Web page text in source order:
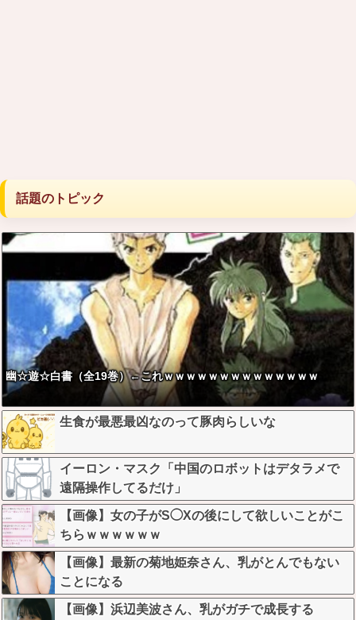
話題のトピック
幽☆遊☆白書（全19巻）←これｗｗｗｗｗｗｗｗｗｗｗｗｗｗ
生食が最悪最凶なのって豚肉らしいな
イーロン・マスク「中国のロボットはデタラメで
遠隔操作してるだけ」
【画像】女の子がS◯Xの後にして欲しいことがこ
ちらｗｗｗｗｗｗ
【画像】最新の菊地姫奈さん、乳がとんでもない
ことになる
【画像】浜辺美波さん、乳がガチで成長する